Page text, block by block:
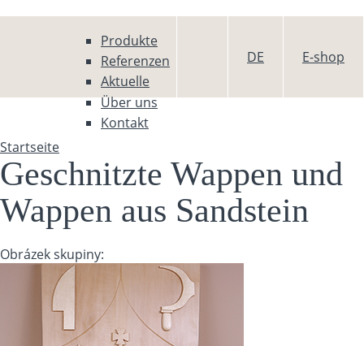
Produkte
Referenzen
Aktuelle
Über uns
Kontakt
DE E-shop
Sie sind hier
Startseite
Geschnitzte Wappen und
Wappen aus Sandstein
Obrázek skupiny: